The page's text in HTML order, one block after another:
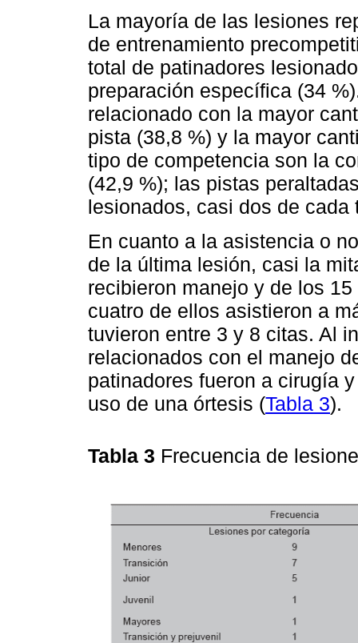
La mayoría de las lesiones
de entrenamiento
total de patinadores
preparación específica (34
relacionado con la mayor
pista (38,8 %) y la mayor
tipo de competencia son la
(42,9 %); las pistas
lesionados, casi dos de cada
En cuanto a la asistencia o
de la última lesión, casi la
recibieron manejo y de los
cuatro de ellos asistieron a
tuvieron entre 3 y 8 citas. Al
relacionados con el manejo
patinadores fueron a cirugía
uso de una órtesis (Tabla 3).
Tabla 3 Frecuencia de